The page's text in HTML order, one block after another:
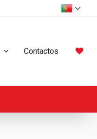
Contactos